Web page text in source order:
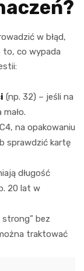
w błąd,
to, co wypada
(np. 32) – jeśli na
na opakowaniu
sprawdzić kartę
długość
20 lat w
strong” bez
traktować